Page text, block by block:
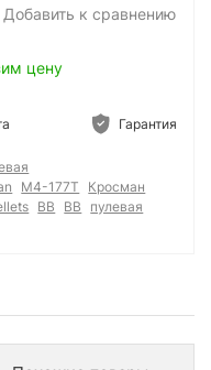
Добавить к сравнению
цену
Гарантия
M4-177T
Кросман
BB ВВ
пулевая